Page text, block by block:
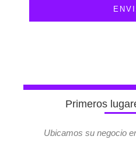
s
Primeros
Ubicamos su negocio